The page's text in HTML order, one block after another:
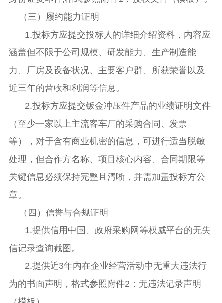
（三）履约能力证明
1.投标方应提交投标人的详细介绍资料，内容应
涵盖但不限于公司规模、研发能力、生产制造能
力、厂房及设备状况、主要客户群、所获荣誉以及
近三年的营收和利润等信息。
2.投标方应提交钣金冲压件产品的业绩证明文件
（至少一家以上主流客车厂的采购合同、发票
等），对于含有商业机密的信息，可进行适当脱敏
处理，但合作方名称、项目核心内容、合同期限等
关键信息必须保持完整且清晰，并需加盖投标方公
章。
（四）信誉与合规证明
1.提供信用中国、政府采购网等权威平台的无失
信记录查询截图。
2.提供近3年内在企业经营活动中无重大违法行
为的书面声明，格式参照附件2：无违法记录声明